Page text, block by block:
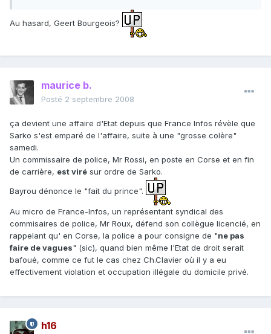
Au hasard, Geert Bourgeois?
maurice b.
Posté 2 septembre 2008
ça devient une affaire d'Etat depuis que France Infos révèle que
Sarko s'est emparé de l'affaire, suite à une "grosse colère"
samedi.
Un commissaire de police, Mr Rossi, en poste en Corse et en fin
de carrière, est viré sur ordre de Sarko.
Bayrou dénonce le "fait du prince".
Au micro de France-Infos, un représentant syndical des
commisaires de police, Mr Roux, défend son collègue licencié, en
rappelant qu' en Corse, la police a pour consigne de "ne pas
faire de vagues" (sic), quand bien même l'Etat de droit serait
bafoué, comme ce fut le cas chez Ch.Clavier où il y a eu
effectivement violation et occupation illégale du domicile privé.
h16